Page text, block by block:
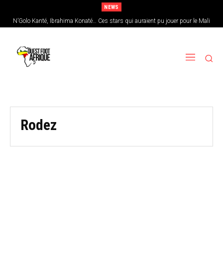
NEWS
N’Golo Kanté, Ibrahima Konaté… Ces stars qui auraient pu jouer pour le Mali
Rodez